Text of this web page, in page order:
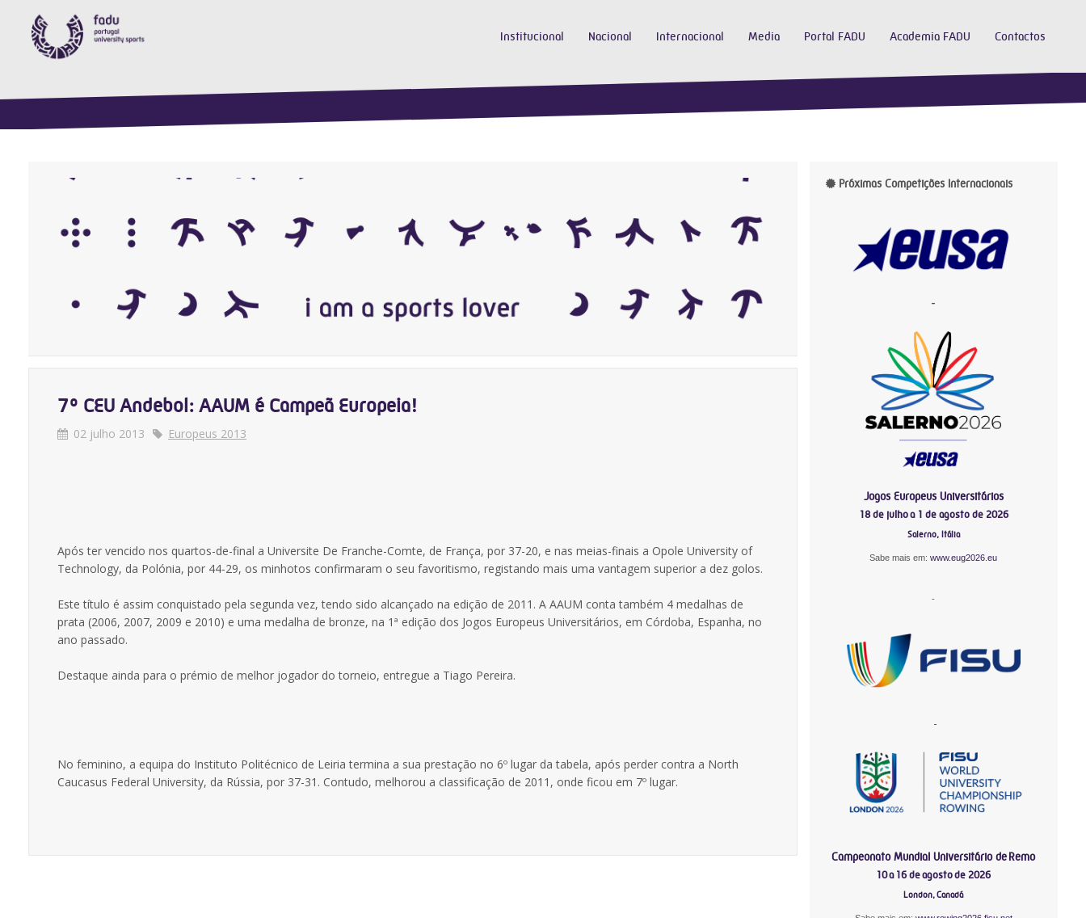
Institucional Nacional Internacional Media Portal FADU Academia FADU Contactos
7º CEU Andebol: AAUM é Campeã Europeia!
02 julho 2013 Europeus 2013
Após ter vencido nos quartos-de-final a Universite De Franche-Comte, de França, por 37-20, e nas meias-finais a Opole University of
Technology, da Polónia, por 44-29, os minhotos confirmaram o seu favoritismo, registando mais uma vantagem superior a dez golos.
Este título é assim conquistado pela segunda vez, tendo sido alcançado na edição de 2011. A AAUM conta também 4 medalhas de
prata (2006, 2007, 2009 e 2010) e uma medalha de bronze, na 1ª edição dos Jogos Europeus Universitários, em Córdoba, Espanha, no
ano passado.
Destaque ainda para o prémio de melhor jogador do torneio, entregue a Tiago Pereira.
No feminino, a equipa do Instituto Politécnico de Leiria termina a sua prestação no 6º lugar da tabela, após perder contra a North
Caucasus Federal University, da Rússia, por 37-31. Contudo, melhorou a classificação de 2011, onde ficou em 7º lugar.
Próximas Competições Internacionais
-
Jogos Europeus Universitários
18 de julho a 1 de agosto de 2026
Salerno, Itália
Sabe mais em:www.eug2026.eu
-
-
Campeonato Mundial Universitário de Remo
10 a 16 de agosto de 2026
London, Canadá